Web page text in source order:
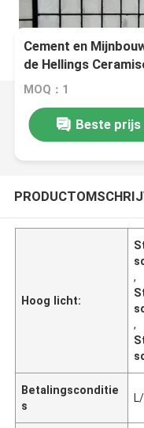
Cement en
de Hellings
MOQ：1
Beste prijs
Hoog licht:
,
,
Betalingsconditie
s